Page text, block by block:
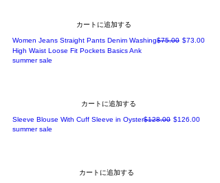
カートに追加する
Women Jeans Straight Pants Denim Washing
High Waist Loose Fit Pockets Basics Ank
通常価格
$75.00 セール価格
$73.00
summer sale
カートに追加する
Sleeve Blouse With Cuff Sleeve in Oyster通常価格
$128.00 セール価格
$126.00
summer sale
カートに追加する